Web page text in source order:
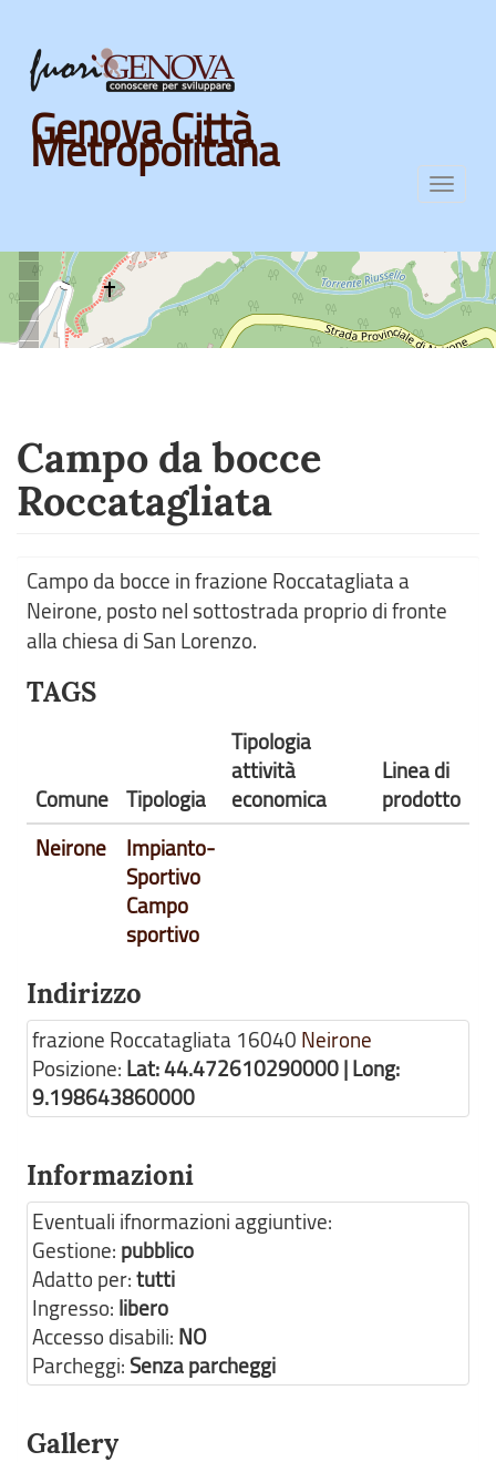
Skip
main
content
Genova Città
Metropolitana
Campo da bocce
Roccatagliata
Campo da bocce in frazione Roccatagliata a
Neirone, posto nel sottostrada proprio di fronte
alla chiesa di San Lorenzo.
TAGS
Comune Tipologia
Tipologia
attività
economica
Linea di
prodotto
Neirone
Impianto-
Sportivo
Campo
sportivo
Indirizzo
frazione Roccatagliata 16040 Neirone
Posizione: Lat: 44.472610290000 | Long:
9.198643860000
Informazioni
Eventuali ifnormazioni aggiuntive:
Gestione: pubblico
Adatto per:tutti
Ingresso: libero
Accesso disabili: NO
Parcheggi: Senza parcheggi
Gallery